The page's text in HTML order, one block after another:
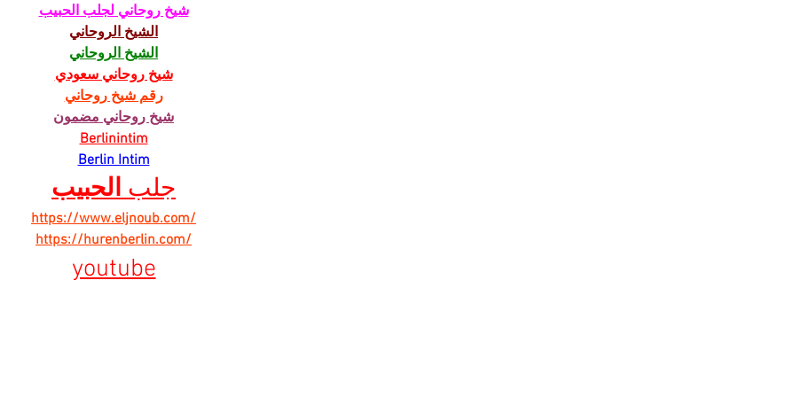
شيخ روحاني لجلب الحبيب
الشيخ الروحاني
الشيخ الروحاني
شيخ روحاني سعودي
رقم شيخ روحاني
شيخ روحاني مضمون
Berlinintim
Berlin Intim
جلب الحبيب
https://www.eljnoub.com/
https://hurenberlin.com/
youtube